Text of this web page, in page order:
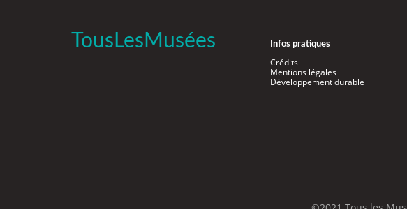
TousLesMusées Infos pratiques
Crédits
Mentions légales
Développement durable